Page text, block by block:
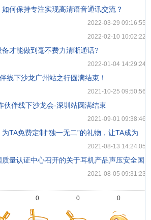
何保持专注实现高清语音通讯交流？
2022-03-29 09:16:55
2022-02-10 10:02:22
才能做到毫不费力清晰通话?
2022-01-04 14:29:24
线下沙龙广州站之行圆满结束！
2021-10-25 09:50:56
伙伴线下沙龙会-深圳站圆满结束
2021-09-01 09:38:46
TA免费定制“独一无二”的礼物，让TA成为
2021-08-13 14:24:05
量认证中心召开的关于耳机产品声压安全国
2021-08-05 09:31:23
0 0 0